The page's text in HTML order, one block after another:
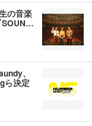
の音楽
SOUN…
、
ら決定